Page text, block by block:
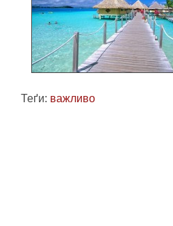
Теґи: важливо